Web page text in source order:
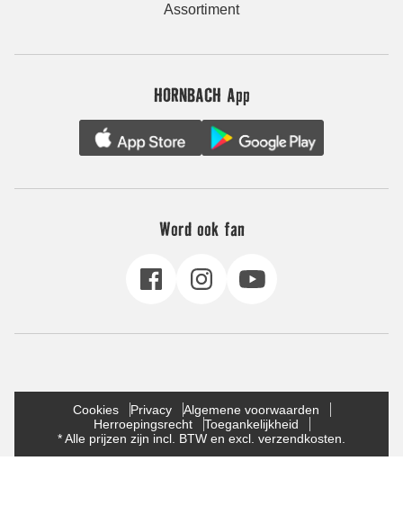
Assortiment
HORNBACH App
Word ook fan
Cookies Privacy
Algemene voorwaarden
Herroepingsrecht
Toegankelijkheid
* Alle prijzen zijn incl. BTW en excl. verzendkosten.